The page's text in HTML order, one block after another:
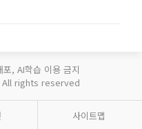
, AI학습 이용 금지
All rights reserved
사이트맵